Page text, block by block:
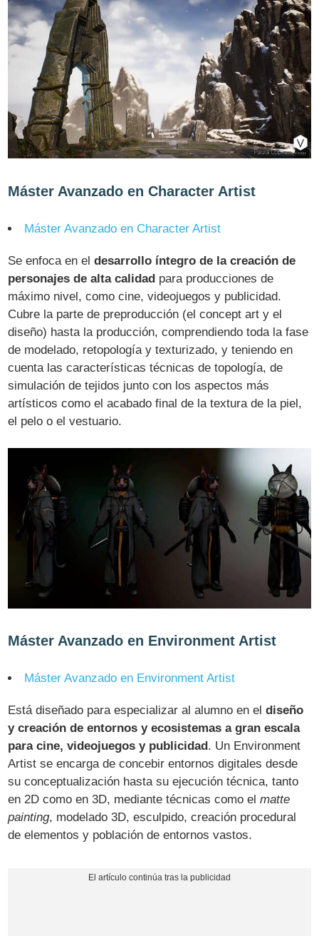
Máster Avanzado en Character Artist
Máster Avanzado en Character Artist
Se enfoca en eldesarrollo íntegro de la creación de
personajes de alta calidad para producciones de
máximo nivel, como cine, videojuegos y publicidad.
Cubre la parte de preproducción (el concept art y el
diseño) hasta la producción, comprendiendo toda la fase
de modelado, retopología y texturizado, y teniendo en
cuenta las características técnicas de topología, de
simulación de tejidos junto con los aspectos más
artísticos como el acabado final de la textura de la piel,
el pelo o el vestuario.
Máster Avanzado en Environment Artist
Máster Avanzado en Environment Artist
Está diseñado para especializar al alumno en eldiseño
y creación de entornos y ecosistemas a gran escala
para cine, videojuegos y publicidad. Un Environment
Artist se encarga de concebir entornos digitales desde
su conceptualización hasta su ejecución técnica, tanto
en 2D como en 3D, mediante técnicas como elmatte
painting, modelado 3D, esculpido, creación procedural
de elementos y población de entornos vastos.